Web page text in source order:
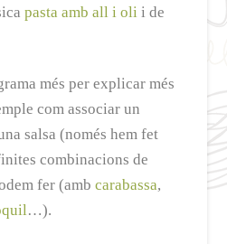
pasta amb all i oli i de
més per explicar més
com associar un
salsa (només hem fet
combinacions de
fer (ambcarabassa,
…).